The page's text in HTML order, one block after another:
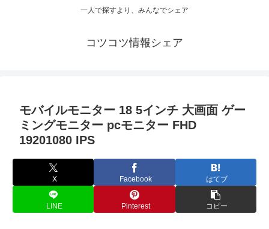
一人で探すより、みんなでシェア
コツコツ情報シェア
モバイルモニター 18 5インチ 大画面 ゲー
ミングモニター pcモニター FHD
19201080 IPS
X Facebook はてブ
LINE Pinterest コピー